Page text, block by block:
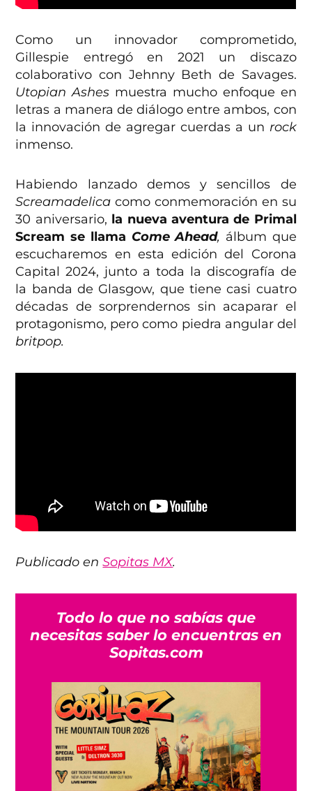
Como un innovador comprometido,
Gillespie entregó en 2021 un discazo
colaborativo con Jehnny Beth de Savages.
Utopian Ashes muestra mucho enfoque en
letras a manera de diálogo entre ambos, con
la innovación de agregar cuerdas a un rock
inmenso.
Habiendo lanzado demos y sencillos de
Screamadelica como conmemoración en su
30 aniversario, la nueva aventura de Primal
Scream se llama Come Ahead, álbum que
escucharemos en esta edición del Corona
Capital 2024, junto a toda la discografía de
la banda de Glasgow, que tiene casi cuatro
décadas de sorprendernos sin acaparar el
protagonismo, pero como piedra angular del
britpop.
Publicado enSopitas MX.
Todo lo que no sabías que
necesitas saber lo encuentras en
Sopitas.com